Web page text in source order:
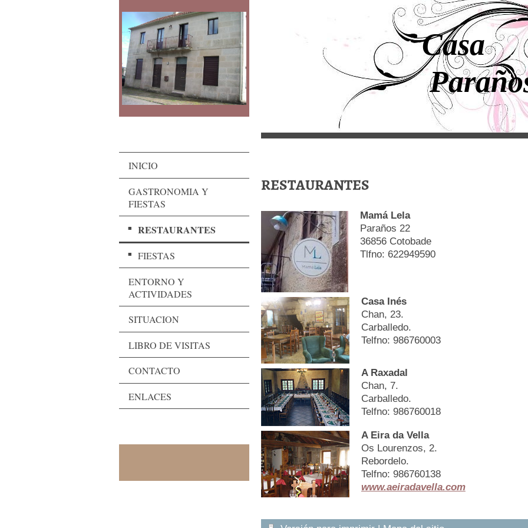
INICIO
GASTRONOMIA Y
FIESTAS
RESTAURANTES
FIESTAS
ENTORNO Y
ACTIVIDADES
SITUACION
LIBRO DE VISITAS
CONTACTO
ENLACES
Casa
RESTAURANTES
Mamá Lela
Paraños 22
36856 Cotobade
Tlfno: 622949590
Casa Inés
Chan, 23.
Carballedo.
Telfno: 986760003
A Raxadal
Chan, 7.
Carballedo.
Telfno: 986760018
A Eira da Vella
Os Lourenzos, 2.
Rebordelo.
Telfno: 986760138
www.aeiradavella.com